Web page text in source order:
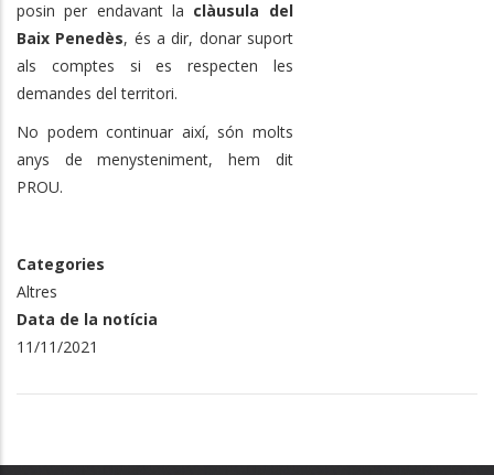
posin per endavant la clàusula del
Baix Penedès, és a dir, donar suport
als comptes si es respecten les
demandes del territori.
No podem continuar així, són molts
anys de menysteniment, hem dit
PROU.
Categories
Altres
Data de la notícia
11/11/2021